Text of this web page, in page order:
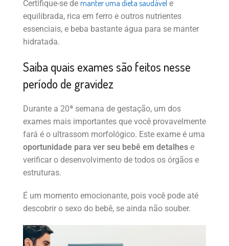
Certifique-se de manter uma dieta saudável e
equilibrada, rica em ferro e outros nutrientes
essenciais, e beba bastante água para se manter
hidratada.
Saiba quais exames são feitos nesse
período de gravidez
Durante a 20ª semana de gestação, um dos
exames mais importantes que você provavelmente
fará é o ultrassom morfológico. Este exame é uma
oportunidade para ver seu bebê em detalhes e
verificar o desenvolvimento de todos os órgãos e
estruturas.
É um momento emocionante, pois você pode até
descobrir o sexo do bebê, se ainda não souber.